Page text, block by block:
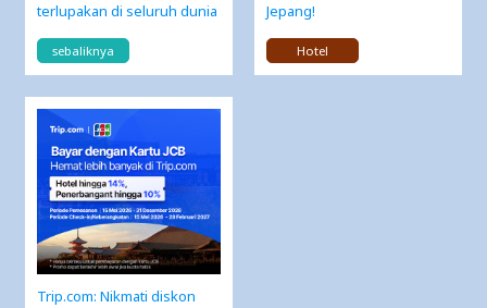
terlupakan di seluruh dunia
sebaliknya
Jepang!
Hotel
Trip.com: Nikmati diskon